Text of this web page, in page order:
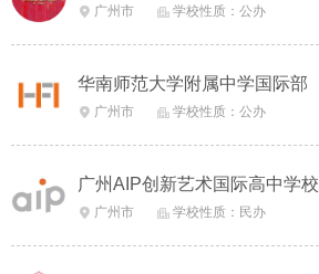
 广州市  学校性质：公办
华南师范大学附属中学国际部
 广州市  学校性质：公办
广州AIP创新艺术国际高中学校
 广州市  学校性质：民办